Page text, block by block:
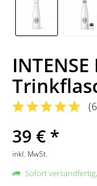
(6
39 € *
inkl. MwSt.
Sofort